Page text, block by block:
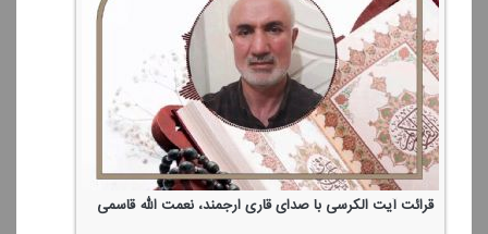
قرائت آیت الكرسی با صدای قاری ارجمند، نعمت الله قاسمی